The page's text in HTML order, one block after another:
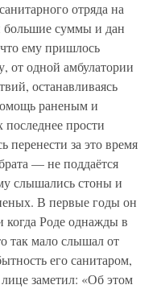
отряда на
суммы и дан
ему пришлось
от одной амбулатории
останавливаясь
раненым и
прости
за это время
— не поддаётся
слышались стоны и
В первые годы он
когда Роде однажды в
так мало слышал от
его санитаром,
заметил: «Об этом